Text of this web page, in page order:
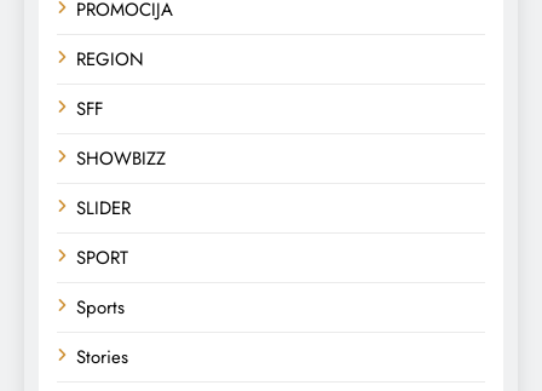
PROMOCIJA
REGION
SFF
SHOWBIZZ
SLIDER
SPORT
Sports
Stories